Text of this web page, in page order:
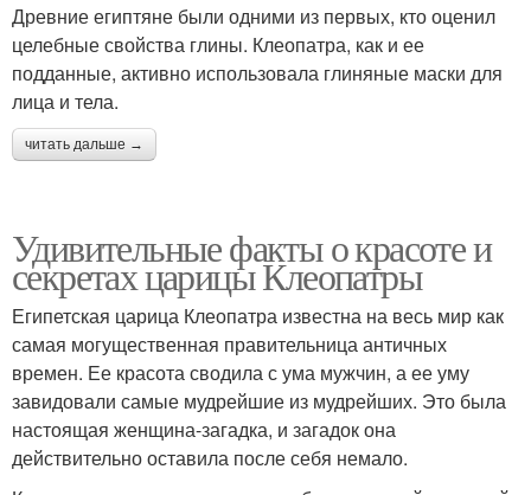
Древние египтяне были одними из первых, кто оценил
целебные свойства глины. Клеопатра, как и ее
подданные, активно использовала глиняные маски для
лица и тела.
читать дальше →
Удивительные факты о красоте и
секретах царицы Клеопатры
Египетская царица Клеопатра известна на весь мир как
самая могущественная правительница античных
времен. Ее красота сводила с ума мужчин, а ее уму
завидовали самые мудрейшие из мудрейших. Это была
настоящая женщина-загадка, и загадок она
действительно оставила после себя немало.